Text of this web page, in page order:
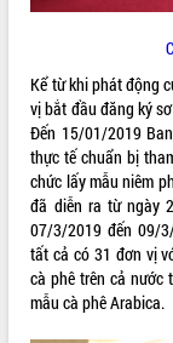
Kể từ khi phát động
vị bắt đầu đăng ký
Đến 15/01/2019
thực tế chuẩn bị
chức lấy mẫu niêm
đã diễn ra từ ngày
07/3/2019 đến 09/
tất cả có 31 đơn vị
cà phê trên cả nước
mẫu cà phê Arabica.